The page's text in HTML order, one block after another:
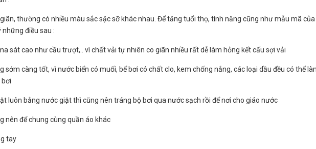
thường có nhiều màu sắc sặc sỡ khác nhau. Để tăng tuổi thọ, tính năng cũng như mẫu mã
những điều sau :
sát cao như cầu trượt,.. vì chất vải tự nhiên co giãn nhiều rất dễ làm hỏng kết cấu sợi vải
sớm càng tốt, vì nước biển có muối, bể bơi có chất clo, kem chống nắng, các loại dầu đều có thể
luôn bằng nước giặt thì cũng nên tráng bộ bơi qua nước sạch rồi để nơi cho giáo nước
nên để chung cùng quần áo khác
tay